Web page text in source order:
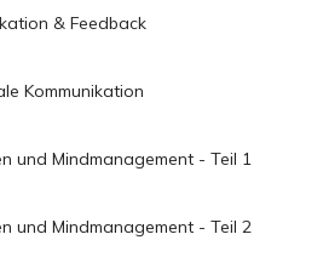
& Feedback
Kommunikation
und Mindmanagement - Teil 1
und Mindmanagement - Teil 2